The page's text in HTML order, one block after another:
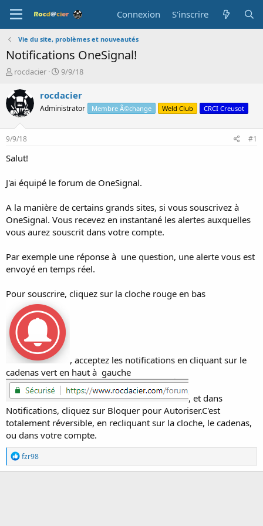
Connexion S'inscrire
Vie du site, problèmes et nouveautés
Notifications OneSignal!
A
t
e
u
d
e
l
i
c
u
s
o
n
rocdacier
D
t
e
d
9/9/18
rocdacier
Administrator Membre Ã©change Weld Club CRCI Creusot
9/9/18 #1
Salut!
J'ai équipé le forum de OneSignal.
A la manière de certains grands sites, si vous souscrivez à
OneSignal. Vous recevez en instantané les alertes auxquelles
vous aurez souscrit dans votre compte.
Par exemple une réponse à une question, une alerte vous est
envoyé en temps réel.
Pour souscrire, cliquez sur la cloche rouge en bas
, acceptez les notifications en cliquant sur le
cadenas vert en haut à gauche
, et dans
Notifications, cliquez sur Bloquer pour Autoriser.C'est
totalement réversible, en recliquant sur la cloche, le cadenas,
ou dans votre compte.
R
é
a
fzr98